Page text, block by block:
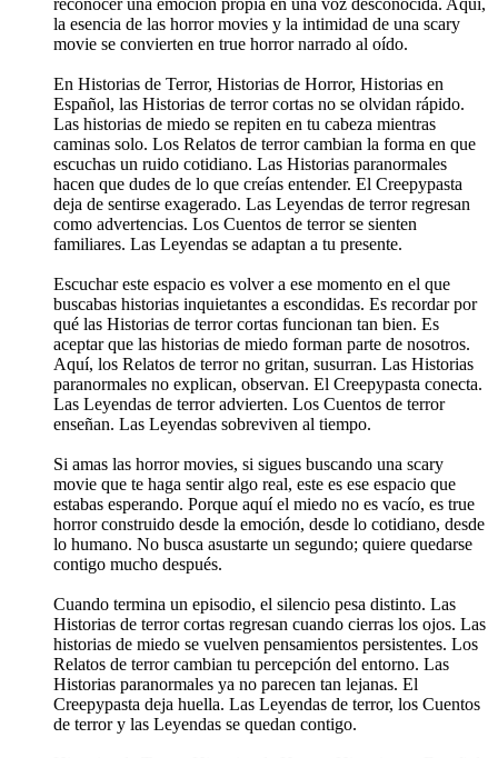
reconocer una emoción propia en una voz desconocida. Aquí,
la esencia de las horror movies y la intimidad de una scary
movie se convierten en true horror narrado al oído.
En Historias de Terror, Historias de Horror, Historias en
Español, las Historias de terror cortas no se olvidan rápido.
Las historias de miedo se repiten en tu cabeza mientras
caminas solo. Los Relatos de terror cambian la forma en que
escuchas un ruido cotidiano. Las Historias paranormales
hacen que dudes de lo que creías entender. El Creepypasta
deja de sentirse exagerado. Las Leyendas de terror regresan
como advertencias. Los Cuentos de terror se sienten
familiares. Las Leyendas se adaptan a tu presente.
Escuchar este espacio es volver a ese momento en el que
buscabas historias inquietantes a escondidas. Es recordar por
qué las Historias de terror cortas funcionan tan bien. Es
aceptar que las historias de miedo forman parte de nosotros.
Aquí, los Relatos de terror no gritan, susurran. Las Historias
paranormales no explican, observan. El Creepypasta conecta.
Las Leyendas de terror advierten. Los Cuentos de terror
enseñan. Las Leyendas sobreviven al tiempo.
Si amas las horror movies, si sigues buscando una scary
movie que te haga sentir algo real, este es ese espacio que
estabas esperando. Porque aquí el miedo no es vacío, es true
horror construido desde la emoción, desde lo cotidiano, desde
lo humano. No busca asustarte un segundo; quiere quedarse
contigo mucho después.
Cuando termina un episodio, el silencio pesa distinto. Las
Historias de terror cortas regresan cuando cierras los ojos. Las
historias de miedo se vuelven pensamientos persistentes. Los
Relatos de terror cambian tu percepción del entorno. Las
Historias paranormales ya no parecen tan lejanas. El
Creepypasta deja huella. Las Leyendas de terror, los Cuentos
de terror y las Leyendas se quedan contigo.